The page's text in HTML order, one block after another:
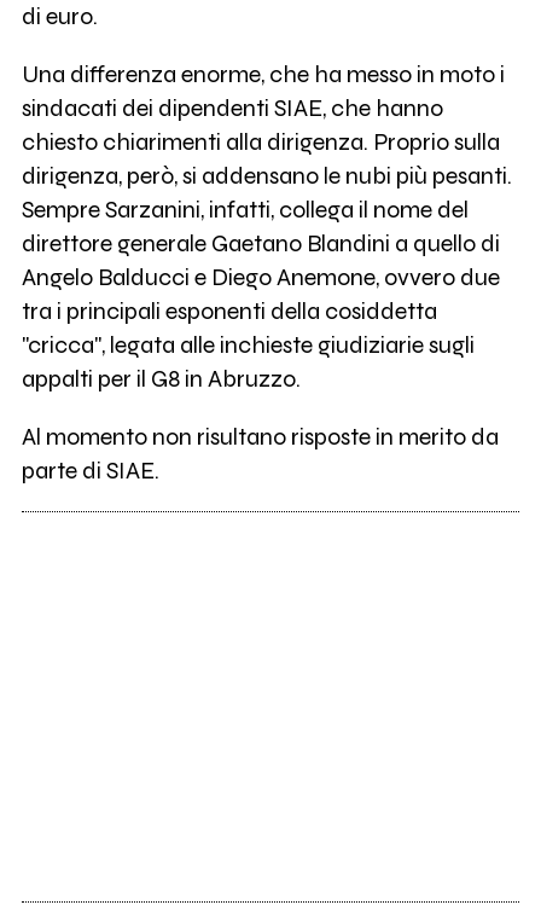
di euro.
Una differenza enorme, che ha messo in moto i
sindacati dei dipendenti SIAE, che hanno
chiesto chiarimenti alla dirigenza. Proprio sulla
dirigenza, però, si addensano le nubi più pesanti.
Sempre Sarzanini, infatti, collega il nome del
direttore generale Gaetano Blandini a quello di
Angelo Balducci e Diego Anemone, ovvero due
tra i principali esponenti della cosiddetta
"cricca", legata alle inchieste giudiziarie sugli
appalti per il G8 in Abruzzo.
Al momento non risultano risposte in merito da
parte di SIAE.